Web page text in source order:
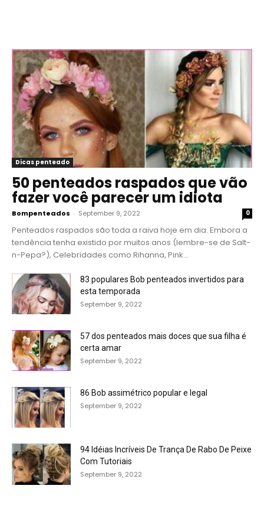
Dicas penteado
50 penteados raspados que vão
fazer você parecer um idiota
Bompenteados - September 9, 2022 0
Penteados raspados são toda a raiva hoje em dia. Embora a
tendência tenha existido por muitos anos (lembre-se de Salt-
n-Pepa?), Celebridades como Rihanna, Pink...
83 populares Bob penteados invertidos para
esta temporada
September 9, 2022
57 dos penteados mais doces que sua filha é
certa amar
September 9, 2022
86 Bob assimétrico popular e legal
September 9, 2022
94 Idéias Incríveis De Trança De Rabo De Peixe
Com Tutoriais
September 9, 2022